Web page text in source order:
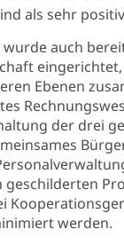
als sehr
auch
Ebenen
der drei
werden.